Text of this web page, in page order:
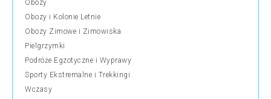
Obozy
Obozy i Kolonie Letnie
Obozy Zimowe i Zimowiska
Pielgrzymki
Podróże Egzotyczne i Wyprawy
Sporty Ekstremalne i Trekkingi
Wczasy